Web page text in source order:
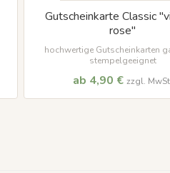
Gutscheinkarte Classic
rose"
hochwertige Gutscheinkarten
stempelgeeignet
ab 4,90 € zzgl.